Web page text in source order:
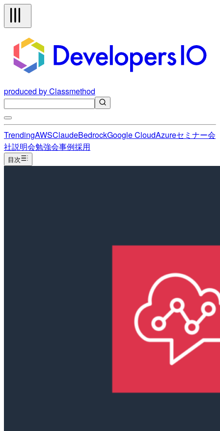
produced by Classmethod
TrendingAWSClaudeBedrockGoogle CloudAzureセミナー会
社説明会勉強会事例採用
目次